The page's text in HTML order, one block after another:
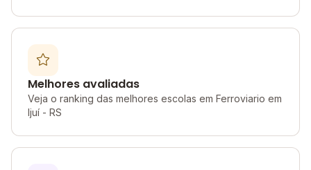
Melhores avaliadas
Veja o ranking das melhores escolas em Ferroviario em
Ijuí - RS